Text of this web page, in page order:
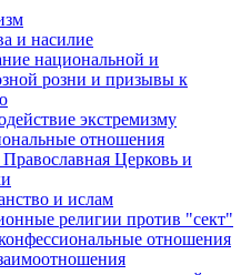
и насилие
национальной и
розни и призывы к
экстремизму
отношения
Православная Церковь и
и ислам
религии против "сект"
отношения